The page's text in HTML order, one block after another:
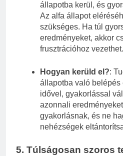
állapotba kerül, és
Az alfa állapot
szükséges. Ha túl
eredményeket, akkor
frusztrációhoz vezethet.
Hogyan kerüld el?:
állapotba való belépés
idővel, gyakorlással
azonnali
gyakorlásnak, és ne
nehézségek
5. Túlságosan szoros